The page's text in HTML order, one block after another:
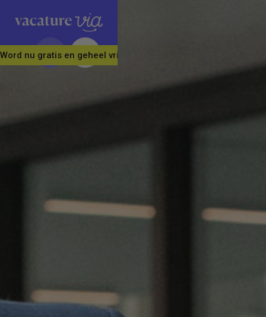
Word nu gratis en geheel vrijblijvend lid van ons Vacature Via